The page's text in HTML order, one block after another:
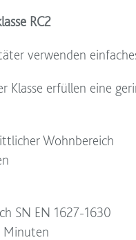
RC2
verwenden
Klasse erfüllen eine
Wohnbereich
SN EN 1627-1630
Minuten